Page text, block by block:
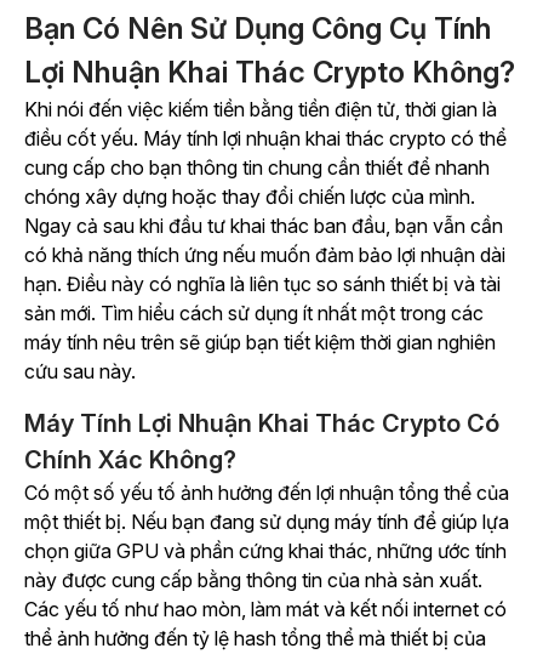
Bạn Có Nên Sử Dụng Công Cụ Tính
Lợi Nhuận Khai Thác Crypto Không?
Khi nói đến việc kiếm tiền bằng tiền điện tử, thời gian là
điều cốt yếu. Máy tính lợi nhuận khai thác crypto có thể
cung cấp cho bạn thông tin chung cần thiết để nhanh
chóng xây dựng hoặc thay đổi chiến lược của mình.
Ngay cả sau khi đầu tư khai thác ban đầu, bạn vẫn cần
có khả năng thích ứng nếu muốn đảm bảo lợi nhuận dài
hạn. Điều này có nghĩa là liên tục so sánh thiết bị và tài
sản mới. Tìm hiểu cách sử dụng ít nhất một trong các
máy tính nêu trên sẽ giúp bạn tiết kiệm thời gian nghiên
cứu sau này.
Máy Tính Lợi Nhuận Khai Thác Crypto Có
Chính Xác Không?
Có một số yếu tố ảnh hưởng đến lợi nhuận tổng thể của
một thiết bị. Nếu bạn đang sử dụng máy tính để giúp lựa
chọn giữa GPU và phần cứng khai thác, những ước tính
này được cung cấp bằng thông tin của nhà sản xuất.
Các yếu tố như hao mòn, làm mát và kết nối internet có
thể ảnh hưởng đến tỷ lệ hash tổng thể mà thiết bị của